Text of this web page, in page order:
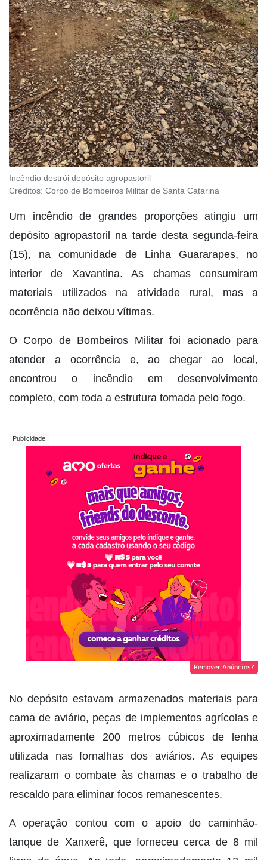
Incêndio destrói depósito agropastoril
Créditos: Corpo de Bombeiros Militar de Santa Catarina
Um incêndio de grandes proporções atingiu um
depósito agropastoril na tarde desta segunda-feira
(15), na comunidade de Linha Guararapes, no
interior de Xavantina. As chamas consumiram
materiais utilizados na atividade rural, mas a
ocorrência não deixou vítimas.
O Corpo de Bombeiros Militar foi acionado para
atender a ocorrência e, ao chegar ao local,
encontrou o incêndio em desenvolvimento
completo, com toda a estrutura tomada pelo fogo.
Remover Anúncios?
No depósito estavam armazenados materiais para
cama de aviário, peças de implementos agrícolas e
aproximadamente 200 metros cúbicos de lenha
utilizada nas fornalhas dos aviários. As equipes
realizaram o combate às chamas e o trabalho de
rescaldo para eliminar focos remanescentes.
A operação contou com o apoio do caminhão-
tanque de Xanxerê, que forneceu cerca de 8 mil